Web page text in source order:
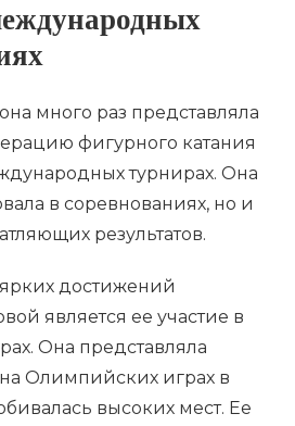
много раз представляла
фигурного катания
турнирах. Она
в соревнованиях, но и
результатов.
достижений
является ее участие в
Она представляла
Олимпийских играх в
высоких мест. Ее